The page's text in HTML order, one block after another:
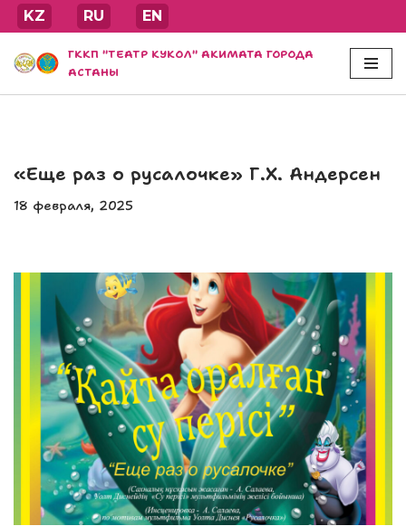
Перейти
к
содержимому
KZ RU EN
ГККП "ТЕАТР КУКОЛ" АКИМАТА ГОРОДА
АСТАНЫ
«Еще раз о русалочке» Г.Х. Андерсен
18 февраля, 2025